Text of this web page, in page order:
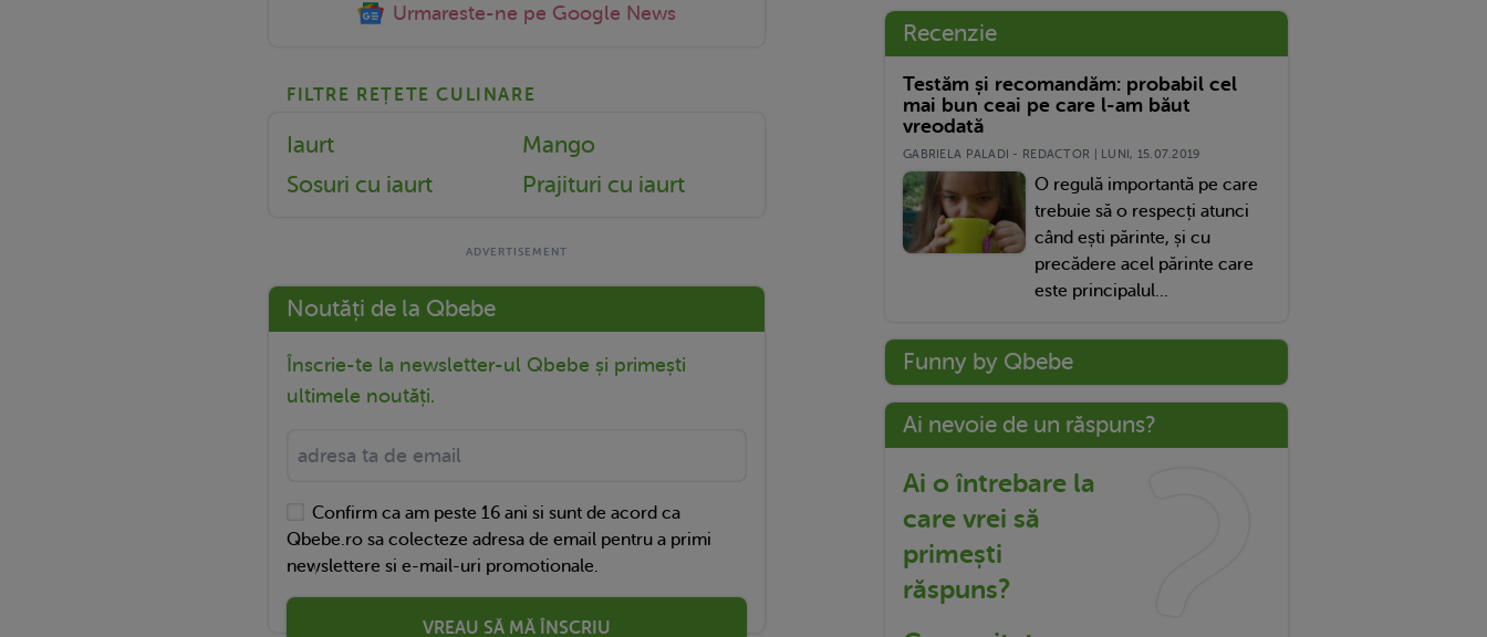
Urmareste-ne pe Google News
FILTRE REȚETE CULINARE
Iaurt
Mango
Sosuri cu iaurt
Prajituri cu iaurt
Noutăți de la Qbebe
Înscrie-te la newsletter-ul Qbebe și primești
ultimele noutăți.
Confirm ca am peste 16 ani si sunt de acord ca
Qbebe.ro sa colecteze adresa de email pentru a primi
newslettere si e-mail-uri promotionale.
VREAU SĂ MĂ ÎNSCRIU
Recenzie
Testăm și recomandăm: probabil cel
mai bun ceai pe care l-am băut
vreodată
GABRIELA PALADI - REDACTOR | LUNI, 15.07.2019
O regulă importantă pe care
trebuie să o respecți atunci
când ești părinte, și cu
precădere acel părinte care
este principalul...
Funny by Qbebe
Ai nevoie de un răspuns?
Ai o întrebare la
care vrei să
primești
răspuns?